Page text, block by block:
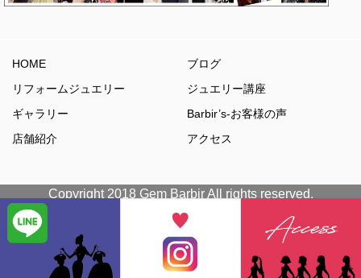
HOME
ブログ
リフォームジュエリー
ジュエリー講座
ギャラリー
Barbir’s-お客様の声
店舗紹介
アクセス
Copyright 2018 Gem Barbir All rights reserved.